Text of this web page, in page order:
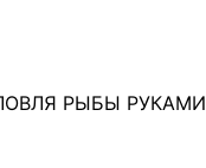
РЫБЫ РУКАМИ